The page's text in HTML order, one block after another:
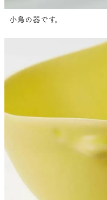
小鳥の器です。